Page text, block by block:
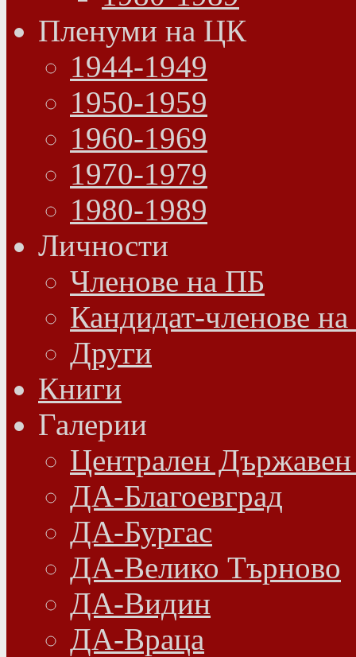
Пленуми на ЦК
1944-1949
1950-1959
1960-1969
1970-1979
1980-1989
Личности
Членове на ПБ
Кандидат-членове
Други
Книги
Галерии
Централен
ДА-Благоевград
ДА-Бургас
ДА-Велико Търново
ДА-Видин
ДА-Враца